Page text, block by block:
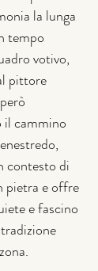
la lunga
tempo
votivo,
pittore
il cammino
contesto di
pietra e offre
e fascino